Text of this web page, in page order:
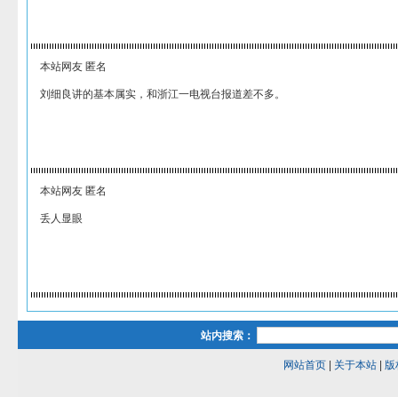
本站网友 匿名
刘细良讲的基本属实，和浙江一电视台报道差不多。
本站网友 匿名
丢人显眼
站内搜索：
网站首页| 关于本站| 版